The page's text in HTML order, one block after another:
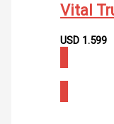
Vital
USD 1.599